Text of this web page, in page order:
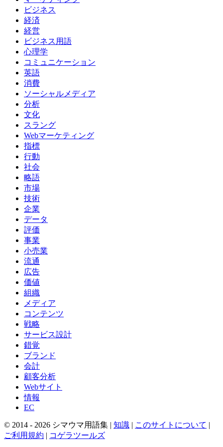
ビジネス
経済
経営
ビジネス用語
心理学
コミュニケーション
英語
消費
ソーシャルメディア
分析
文化
スラング
Webマーケティング
指標
行動
社会
略語
市場
技術
企業
データ
評価
事業
小売業
流通
広告
価値
組織
メディア
コンテンツ
戦略
サービス設計
錯覚
ブランド
会計
顧客分析
Webサイト
情報
EC
© 2014 - 2026 シマウマ用語集 | 知識 | このサイトについて |
ご利用規約 | コゲラツールズ